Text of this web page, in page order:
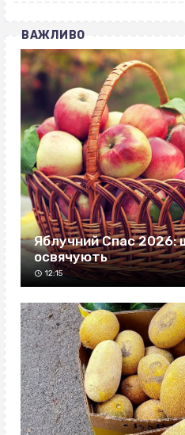
ВАЖЛИВО
Яблучний Спас 2026:
освячують
12:15